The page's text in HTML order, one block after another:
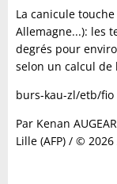
La canicule
Allemagne...): les
degrés pour
selon un calcul de
burs-kau-zl/etb/fio
Par Kenan
Lille (AFP) / © 2026